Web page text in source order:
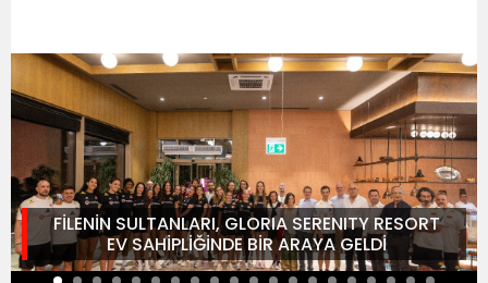
FİLENİN SULTANLARI, GLORIA SERENITY RESORT
EV SAHİPLİĞİNDE BİR ARAYA GELDİ